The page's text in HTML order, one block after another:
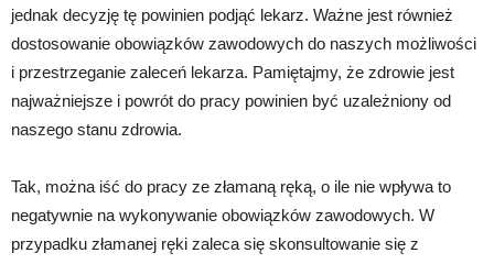
jednak decyzję tę powinien podjąć lekarz. Ważne jest również
dostosowanie obowiązków zawodowych do naszych możliwości
i przestrzeganie zaleceń lekarza. Pamiętajmy, że zdrowie jest
najważniejsze i powrót do pracy powinien być uzależniony od
naszego stanu zdrowia.
Tak, można iść do pracy ze złamaną ręką, o ile nie wpływa to
negatywnie na wykonywanie obowiązków zawodowych. W
przypadku złamanej ręki zaleca się skonsultowanie się z